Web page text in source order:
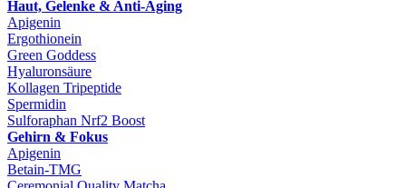
Haut, Gelenke & Anti-Aging
Apigenin
Ergothionein
Green Goddess
Hyaluronsäure
Kollagen Tripeptide
Spermidin
Sulforaphan Nrf2 Boost
Gehirn & Fokus
Apigenin
Betain-TMG